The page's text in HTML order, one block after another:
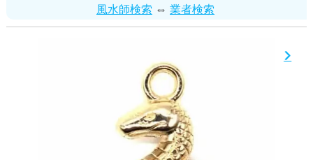
風水師検索 ⇔ 業者検索